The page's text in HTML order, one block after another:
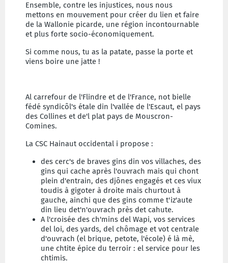
Ensemble, contre les injustices, nous nous
mettons en mouvement pour créer du lien et faire
de la Wallonie picarde, une région incontournable
et plus forte socio-économiquement.
Si comme nous, tu as la patate, passe la porte et
viens boire une jatte !
Al carrefour de l'Flindre et de l'France, not bielle
fédé syndicôl's étale din l'vallée de l'Escaut, el pays
des Collines et de'l plat pays de Mouscron-
Comines.
La CSC Hainaut occidental i propose :
des cerc's de braves gins din vos villaches, des
gins qui cache après l'ouvrach mais qui chont
plein d'entrain, des djônes engagés et ces viux
toudis à gigoter à droite mais churtout à
gauche, ainchi que des gins comme t'iz'aute
din lieu det'n'ouvrach près det cahute.
A l'croisée des ch'mins del Wapi, vos services
del loi, des yards, del chômage et vot centrale
d'ouvrach (el brique, petote, l'école) é là mè,
une chtite épice du terroir : el service pour les
chtimis.